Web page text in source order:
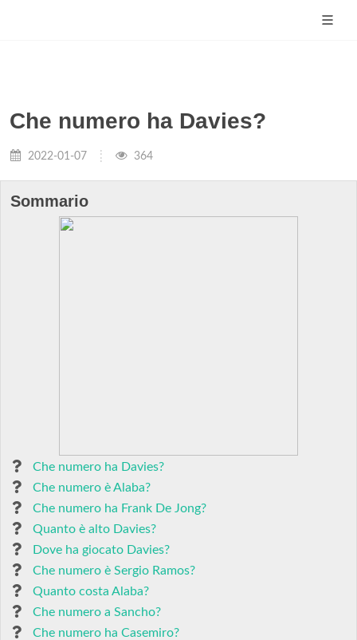
Che numero ha Davies?
2022-01-07 364
Sommario
Che numero ha Davies?
Che numero è Alaba?
Che numero ha Frank De Jong?
Quanto è alto Davies?
Dove ha giocato Davies?
Che numero è Sergio Ramos?
Quanto costa Alaba?
Che numero a Sancho?
Che numero ha Casemiro?